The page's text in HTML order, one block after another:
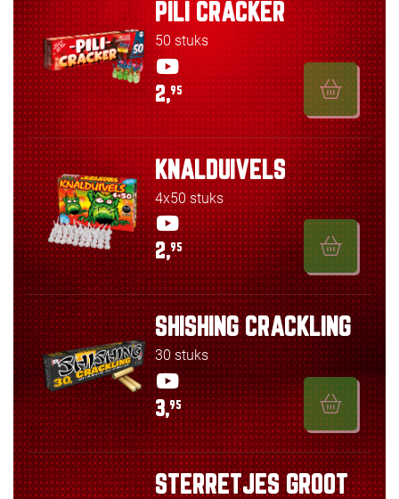
PILI CRACKER
50 stuks
2,95
KNALDUIVELS
4x50 stuks
2,95
SHISHING CRACKLING
30 stuks
3,95
STERRETJES GROOT